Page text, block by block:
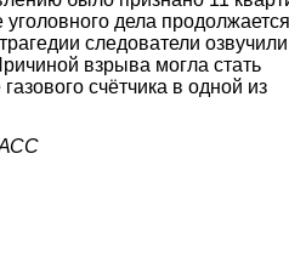
дела
следователи озвучили
взрыва могла стать
счётчика в одной из